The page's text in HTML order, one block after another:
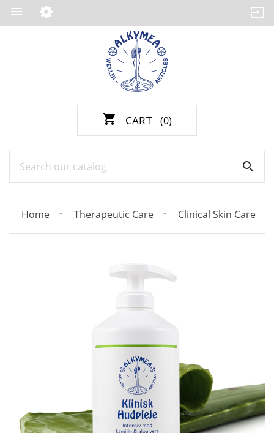

shopping_cart CART (0)

Home Therapeutic Care Clinical Skin Care